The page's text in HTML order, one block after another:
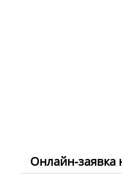
Онлайн-заявка